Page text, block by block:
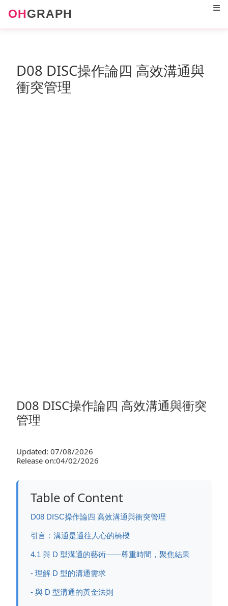
OHGRAPH
D08 DISC操作論四 高效溝通與
衝突管理
D08 DISC操作論四 高效溝通與衝突
管理
Updated: 07/08/2026
Release on:04/02/2026
Table of Content
D08 DISC操作論四 高效溝通與衝突管理
引言：溝通是通往人心的橋樑
4.1 與 D 型溝通的藝術——尊重時間，聚焦結果
- 理解 D 型的溝通需求
- 與 D 型溝通的黃金法則